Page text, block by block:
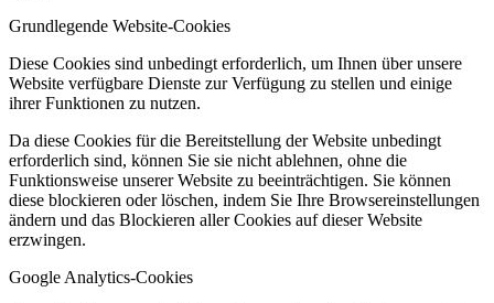
Grundlegende Website-Cookies
Diese Cookies sind unbedingt erforderlich, um Ihnen über unsere
Website verfügbare Dienste zur Verfügung zu stellen und einige
ihrer Funktionen zu nutzen.
Da diese Cookies für die Bereitstellung der Website unbedingt
erforderlich sind, können Sie sie nicht ablehnen, ohne die
Funktionsweise unserer Website zu beeinträchtigen. Sie können
diese blockieren oder löschen, indem Sie Ihre Browsereinstellungen
ändern und das Blockieren aller Cookies auf dieser Website
erzwingen.
Google Analytics-Cookies